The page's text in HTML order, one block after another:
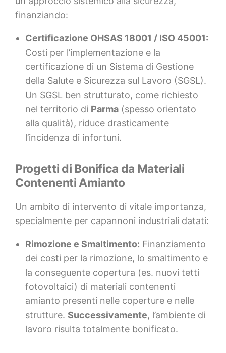
finanziando:
Certificazione OHSAS 18001 / ISO 45001:
Costi per l’implementazione e la
certificazione di un Sistema di Gestione
della Salute e Sicurezza sul Lavoro (SGSL).
Un SGSL ben strutturato, come richiesto
nel territorio di Parma (spesso orientato
alla qualità), riduce drasticamente
l’incidenza di infortuni.
Progetti di Bonifica da Materiali
Contenenti Amianto
Un ambito di intervento di vitale importanza,
specialmente per capannoni industriali datati:
Rimozione e Smaltimento: Finanziamento
dei costi per la rimozione, lo smaltimento e
la conseguente copertura (es. nuovi tetti
fotovoltaici) di materiali contenenti
amianto presenti nelle coperture e nelle
strutture. Successivamente, l’ambiente di
lavoro risulta totalmente bonificato.